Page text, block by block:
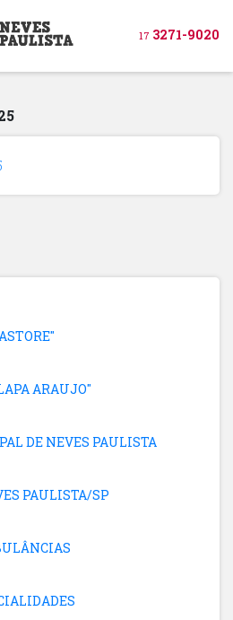
17 3271-9020
ARAUJO"
DE NEVES PAULISTA
PAULISTA/SP